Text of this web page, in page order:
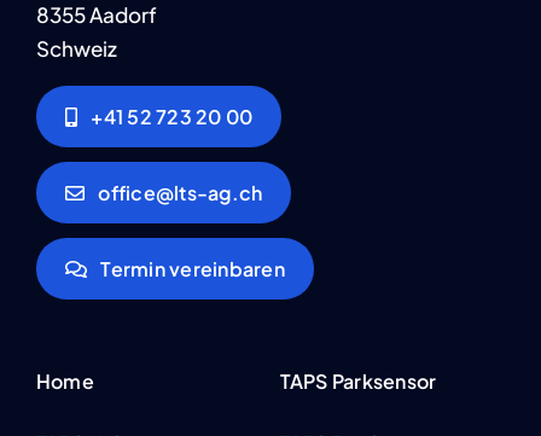
8355 Aadorf
Schweiz
+41 52 723 20 00
office@lts-ag.ch
Termin vereinbaren
Home TAPS Parksensor